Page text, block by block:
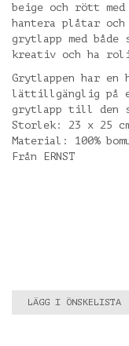
beige och rött
hantera plåtar
grytlapp med
kreativ och ha
Grytlappen har en
lättillgänglig på
grytlapp till den
Storlek: 23 x 25
Material: 100%
Från ERNST
LÄGG I ÖNSKELISTA